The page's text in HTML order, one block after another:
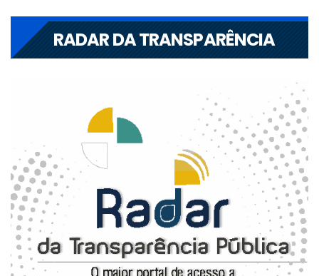
RADAR DA TRANSPARÊNCIA